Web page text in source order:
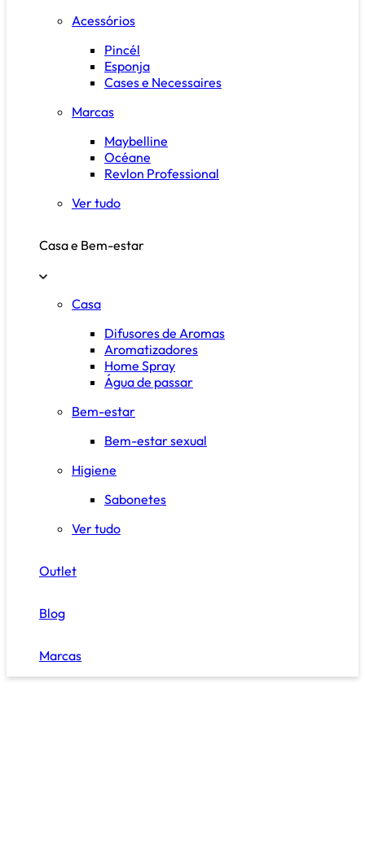
Acessórios
Pincél
Esponja
Cases e Necessaires
Marcas
Maybelline
Océane
Revlon Professional
Ver tudo
Casa e Bem-estar
Casa
Difusores de Aromas
Aromatizadores
Home Spray
Água de passar
Bem-estar
Bem-estar sexual
Higiene
Sabonetes
Ver tudo
Outlet
Blog
Marcas